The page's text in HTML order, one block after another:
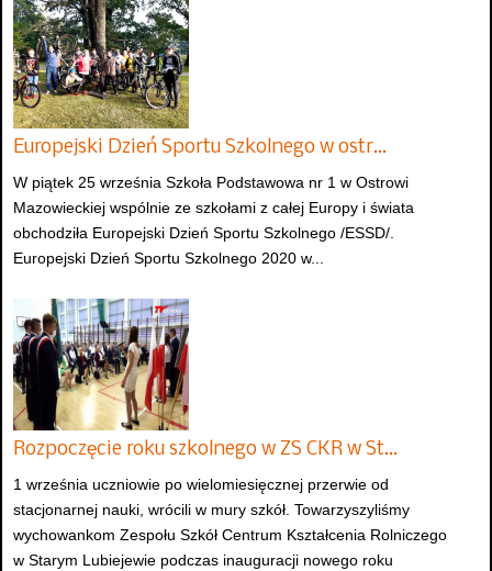
Europejski Dzień Sportu Szkolnego w ostr…
W piątek 25 września Szkoła Podstawowa nr 1 w Ostrowi
Mazowieckiej wspólnie ze szkołami z całej Europy i świata
obchodziła Europejski Dzień Sportu Szkolnego /ESSD/.
Europejski Dzień Sportu Szkolnego 2020 w...
Rozpoczęcie roku szkolnego w ZS CKR w St…
1 września uczniowie po wielomiesięcznej przerwie od
stacjonarnej nauki, wrócili w mury szkół. Towarzyszyliśmy
wychowankom Zespołu Szkół Centrum Kształcenia Rolniczego
w Starym Lubiejewie podczas inauguracji nowego roku